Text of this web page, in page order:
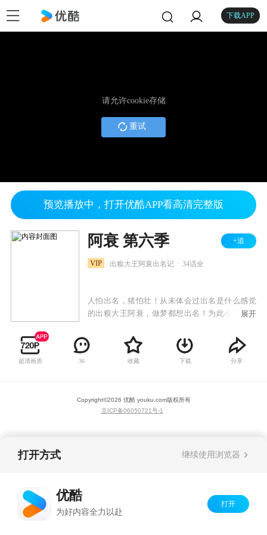
下载APP
请允许cookie存储
重试
预览播放中，打开优酷APP看高清完整版
阿衰 第六季 +追
VIP 出糗大王阿衰出名记 34话全
人怕出名，猪怕壮！从未体会过出名是什么感觉
的出糗大王阿衰，做梦都想出名！为此小衰衰敢
用纯洁的小心灵来感动世界，总能成为万人迷！
才高八斗大脸妹，运动健将小冲，腰缠万贯庄
库，教书育人金老师纷纷跳出表示不服，谁都能
而感动的搞笑故事。
展开
超清画质 36 收藏 下载 分享
Copyright©2026 优酷 youku.com版权所有
京ICP备06050721号-1
打开方式 继续使用浏览器
优酷
为好内容全力以赴
打开